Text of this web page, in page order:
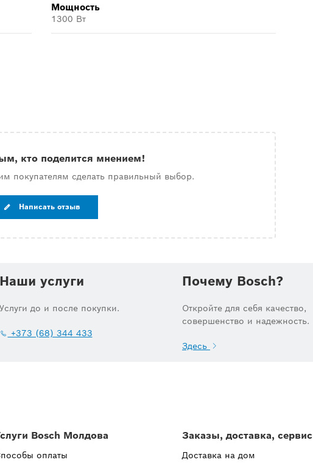
Мощность
1300 Вт
кто поделится мнением!
покупателям сделать правильный выбор.
Написать отзыв
Наши услуги
Услуги до и после покупки.
+373 (68) 344 433
Почему Bosch?
Откройте для себя качество,
совершенство и надежность.
Здесь
Bosch Молдова
оплаты
Заказы, доставка, сервис
Доставка на дом